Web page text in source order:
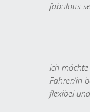
fabulous
Ich
Fahrer/in
flexibel